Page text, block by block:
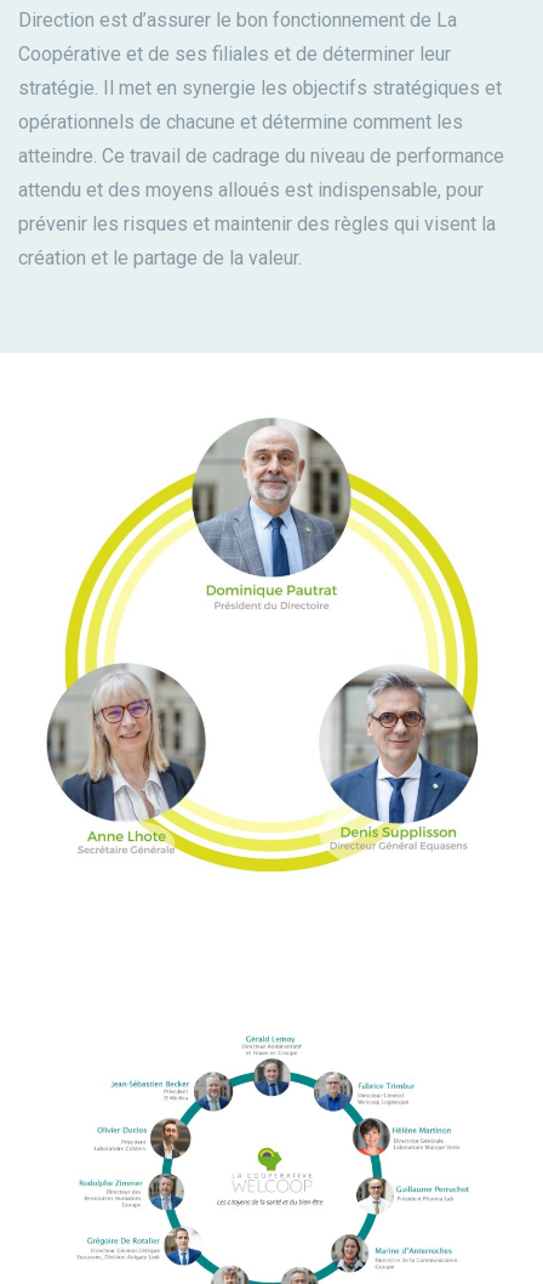
Direction est d’assurer le bon fonctionnement de La
Coopérative et de ses filiales et de déterminer leur
stratégie. Il met en synergie les objectifs stratégiques et
opérationnels de chacune et détermine comment les
atteindre. Ce travail de cadrage du niveau de performance
attendu et des moyens alloués est indispensable, pour
prévenir les risques et maintenir des règles qui visent la
création et le partage de la valeur.